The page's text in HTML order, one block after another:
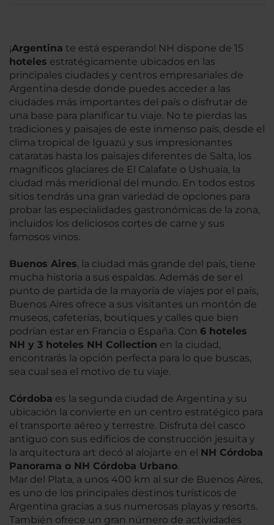
¡Argentina te está esperando! NH dispone de 15
hoteles estratégicamente ubicados en las
principales ciudades y centros empresariales de
Argentina desde donde puedes acceder a las
ciudades más importantes del país o disfrutar de
una base para planificar tu viaje. No te pierdas las
tradiciones y paisajes de este inmenso país, desde el
clima tropical de Iguazú y sus impresionantes
cataratas hasta los paisajes diferentes de Salta, los
magníficos glaciares de El Calafate o Ushuaia, la
ciudad más meridional del mundo. En todos estos
sitios tendrás una gran variedad de opciones para
probar las especialidades gastronómicas de la zona,
incluidos los deliciosos cortes de carne y sus
famosos vinos.
Buenos Aires, la ciudad más grande del país, tiene
mucha historia a sus espaldas. Además de ser el
punto de partida de la mayoría de viajes por el país,
Buenos Aires ofrece a sus visitantes un montón de
museos, cafeterías, boutiques y calles que bien
podrían estar en Francia o España. Con 6 hoteles
NH y 3 hoteles NH Collection en la ciudad,
encontrarás la opción perfecta para lo que buscas,
sea cual sea el motivo de tu viaje.
Córdoba es la segunda ciudad de Argentina y su
ubicación la convierte en un centro estratégico para
el transporte aéreo y terrestre. Disfruta del casco
antiguo con sus edificios de construcción jesuita y
la arquitectura art decó al alojarte en el NH Córdoba
Panorama o NH Córdoba Urbano.
Mar del Plata, a unos 400 km al sur de Buenos Aires,
es uno de los principales destinos turísticos de
Argentina gracias a sus numerosas playas y resorts.
También ofrece un gran número de actividades